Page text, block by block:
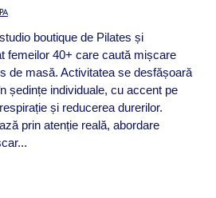
boutique de Pilates și
femeilor 40+ care caută mișcare
de masă. Activitatea se desfășoară
ședințe individuale, cu accent pe
și reducerea durerilor.
prin atenție reală, abordare